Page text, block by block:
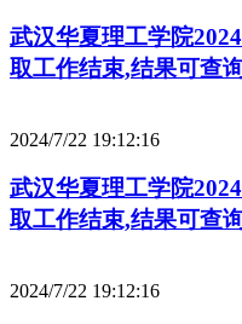
武汉华夏理工学院
取工作结束,结果可查
2024/7/22 19:12:16
武汉华夏理工学院
取工作结束,结果可查
2024/7/22 19:12:16